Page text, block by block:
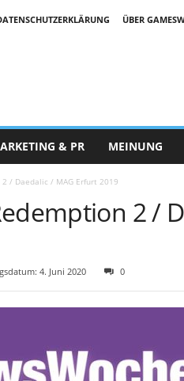
ÜBER
& PR MEINUNG
/ Daedalic / MAG Erfurt 2019
2 /
4. Juni 2020 0